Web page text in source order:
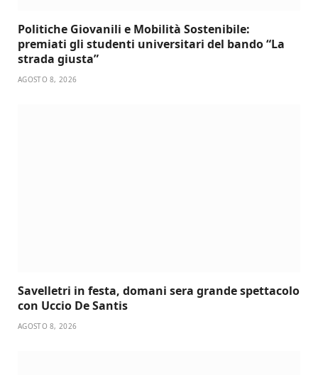
Politiche Giovanili e Mobilità Sostenibile:
premiati gli studenti universitari del bando “La
strada giusta”
AGOSTO 8, 2026
Savelletri in festa, domani sera grande spettacolo
con Uccio De Santis
AGOSTO 8, 2026